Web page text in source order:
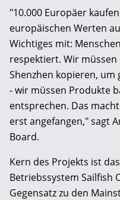
"10.000 Europäer
europäischen Werten
Wichtiges mit:
respektiert. Wir
Shenzhen kopieren,
- wir müssen Produkte
entsprechen. Das
erst angefangen," sagt
Board.
Kern des Projekts ist
Betriebssystem Sailfish
Gegensatz zu den